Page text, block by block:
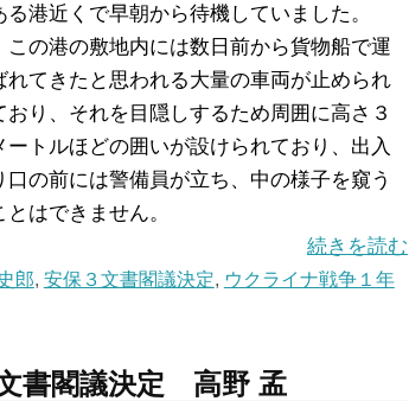
る港近くで早朝から待機していました。
この港の敷地内には数日前から貨物船で運
れてきたと思われる大量の車両が止められ
おり、それを目隠しするため周囲に高さ３
ートルほどの囲いが設けられており、出入
口の前には警備員が立ち、中の様子を窺う
とはできません。
続きを読む
郎, 安保３文書閣議決定, ウクライナ戦争１年
書閣議決定 高野 孟